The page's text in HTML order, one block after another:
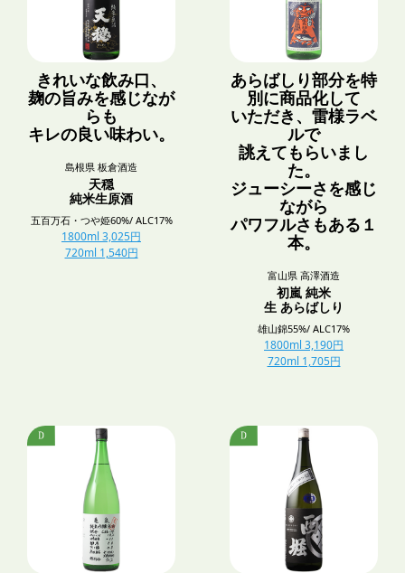
きれいな飲み口、
麹の旨みを感じなが
らも
キレの良い味わい。
島根県 板倉酒造
天穏
純米生原酒
五百万石・つや姫60%/ ALC17%
1800ml 3,025円
720ml 1,540円
あらばしり部分を特
別に商品化して
いただき、雷様ラベ
ルで
誂えてもらいまし
た。
ジューシーさを感じ
ながら
パワフルさもある１
本。
富山県 高澤酒造
初嵐 純米
生 あらばしり
雄山錦55%/ ALC17%
1800ml 3,190円
720ml 1,705円